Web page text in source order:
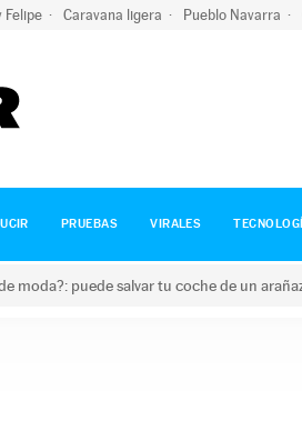
Felipe Caravana ligera Pueblo Navarra
PRUEBAS VIRALES
moda?: puede salvar tu coche de un